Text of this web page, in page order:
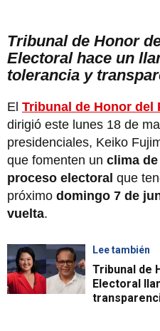
Tribunal de Honor
Electoral hace un
tolerancia y
El Tribunal de Honor del
dirigió este lunes 18 de
presidenciales, Keiko
que fomenten un clima de
proceso electoral que
próximo domingo 7 de
vuelta.
Lee también
Tribunal de
Electoral